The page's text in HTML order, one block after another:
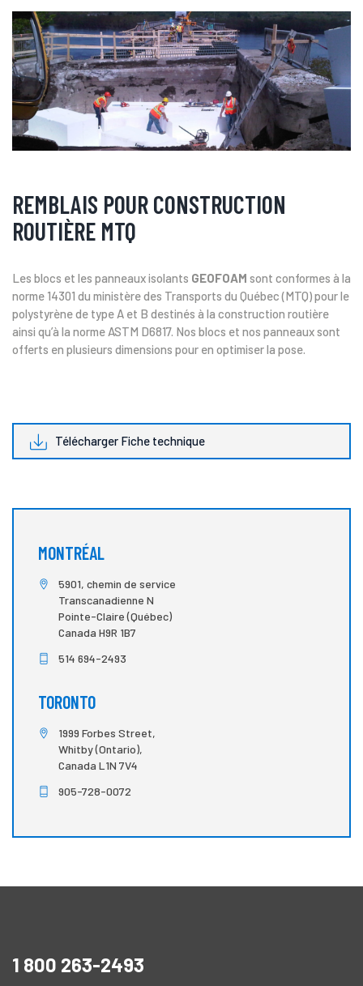
REMBLAIS POUR CONSTRUCTION
ROUTIÈRE MTQ
Les blocs et les panneaux isolants GEOFOAM sont conformes à la
norme 14301 du ministère des Transports du Québec (MTQ) pour le
polystyrène de type A et B destinés à la construction routière
ainsi qu’à la norme ASTM D6817. Nos blocs et nos panneaux sont
offerts en plusieurs dimensions pour en optimiser la pose.
Télécharger Fiche technique
MONTRÉAL
5901, chemin de service
Transcanadienne N
Pointe-Claire (Québec)
Canada H9R 1B7
514 694-2493
TORONTO
1999 Forbes Street,
Whitby (Ontario),
Canada L1N 7V4
905-728-0072
1 800 263-2493